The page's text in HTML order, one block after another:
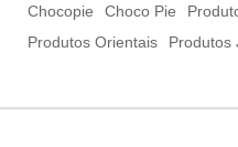
Chocopie Choco Pie
Produtos Orientais
Produtos